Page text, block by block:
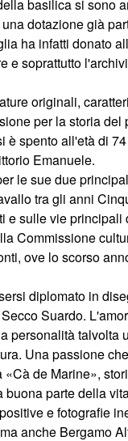
basilica si sono
dotazione già
ha infatti donato
e soprattutto
originali,
per la storia
spento all'età di
Emanuele.
le sue due
tra gli anni
sulle vie
Commissione
ove lo scorso
diplomato in
Suardo.
personalità talvolta
Una passione
de Marine»,
parte della
e fotografie
anche Bergamo